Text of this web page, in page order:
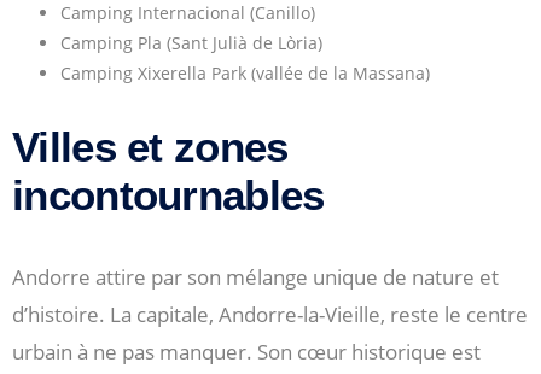
Camping Internacional (Canillo)
Camping Pla (Sant Julià de Lòria)
Camping Xixerella Park (vallée de la Massana)
Villes et zones
incontournables
Andorre attire par son mélange unique de nature et
d’histoire. La capitale, Andorre-la-Vieille, reste le centre
urbain à ne pas manquer. Son cœur historique est